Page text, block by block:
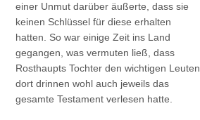
einer Unmut darüber äußerte, dass sie
keinen Schlüssel für diese erhalten
hatten. So war einige Zeit ins Land
gegangen, was vermuten ließ, dass
Rosthaupts Tochter den wichtigen Leuten
dort drinnen wohl auch jeweils das
gesamte Testament verlesen hatte.